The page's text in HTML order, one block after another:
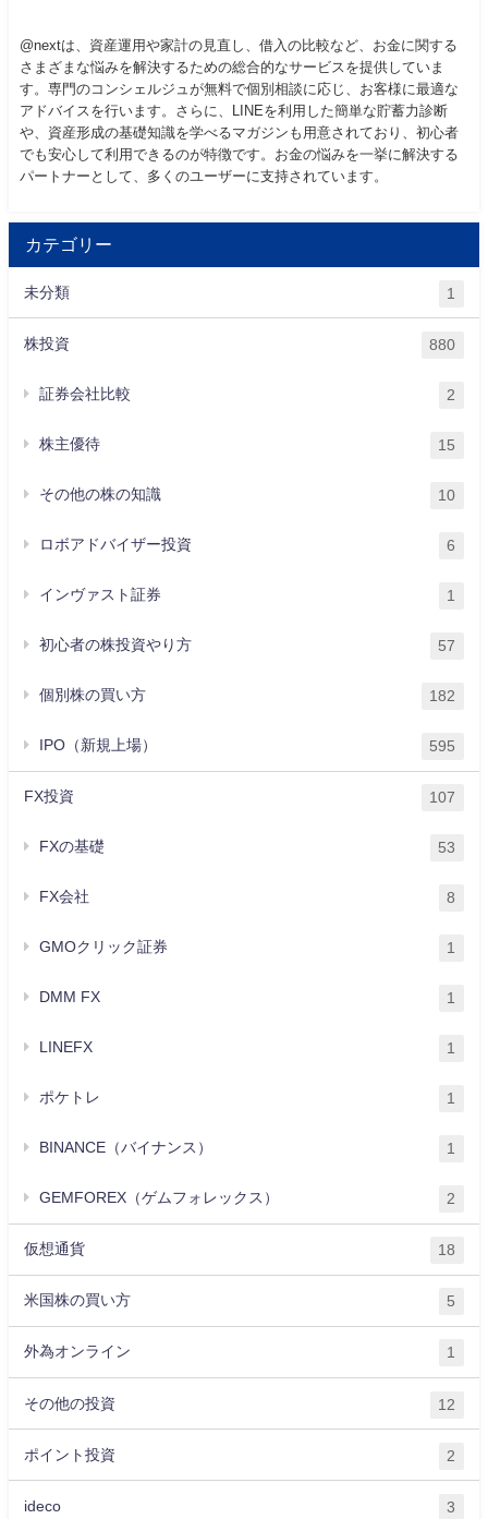
@nextは、資産運用や家計の見直し、借入の比較など、お金に関する
さまざまな悩みを解決するための総合的なサービスを提供していま
す。専門のコンシェルジュが無料で個別相談に応じ、お客様に最適な
アドバイスを行います。さらに、LINEを利用した簡単な貯蓄力診断
や、資産形成の基礎知識を学べるマガジンも用意されており、初心者
でも安心して利用できるのが特徴です。お金の悩みを一挙に解決する
パートナーとして、多くのユーザーに支持されています。
カテゴリー
未分類 1
株投資 880
証券会社比較 2
株主優待 15
その他の株の知識 10
ロボアドバイザー投資 6
インヴァスト証券 1
初心者の株投資やり方 57
個別株の買い方 182
IPO（新規上場） 595
FX投資 107
FXの基礎 53
FX会社 8
GMOクリック証券 1
DMM FX 1
LINEFX 1
ポケトレ 1
BINANCE（バイナンス） 1
GEMFOREX（ゲムフォレックス） 2
仮想通貨 18
米国株の買い方 5
外為オンライン 1
その他の投資 12
ポイント投資 2
ideco 3